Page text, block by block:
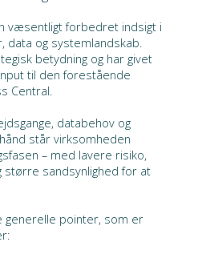
væsentligt forbedret indsigt i
og systemlandskab.
betydning og har givet
til den forestående
Central.
databehov og
står virksomheden
– med lavere risiko,
større sandsynlighed for at
pointer, som er